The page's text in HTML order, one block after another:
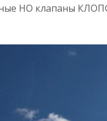
НО клапаны